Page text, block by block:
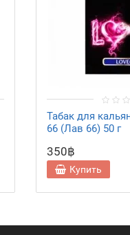
Табак для
66 (Лав 66) 50 г
350฿
Купить